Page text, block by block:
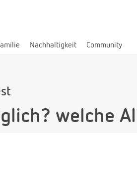
Nachhaltigkeit Community
welche